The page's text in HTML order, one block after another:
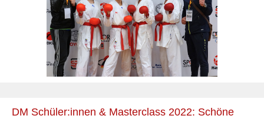
DM Schüler:innen & Masterclass 2022: Schöne